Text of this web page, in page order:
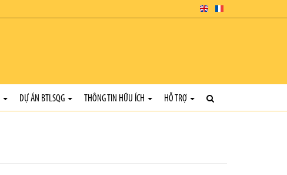
DỰ ÁN BTLSQG THÔNG TIN HỮU ÍCH HỖ TRỢ